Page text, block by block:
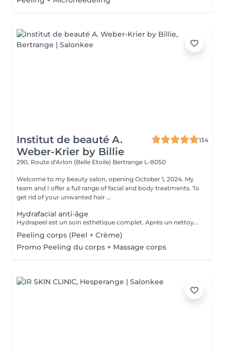
Institut de beauté A.
Weber-Krier by Billie
134
290, Route d'Arlon (Belle Etoile) Bertrange L-8050
Welcome to my beauty salon, opening October 1, 2024. My
team and I offer a full range of facial and body treatments. To
get rid of your unwanted hair ...
Hydrafacial anti-âge
Hydrapeel est un soin esthétique complet. Après un nettoyage de la peau en profondeur grâce au système de Vortex-Fusion. Des résultats immédiats dès la première séance. Les rides et ridules sont lissées, la peau est parfaitement nettoyée, plus douce, lumineuse et redynamisée. *Stimule la désquamation des cellules mortes. *Elimine des comédons, extraction des impuretés *Hydrate -Sature la surface de la peau avec des actifs hydratants et nourrissants intenses. *Cible-Un grand nombre d'options de soins pour répondre aux besoins spécifiques de la peau : Élasticité et fermeté, teint unifié et vitalité, réjuvénation, peaux grasses et congestionnées. Les produits cosmétiques, les sérums booster et les protocoles spécifiques de la gamme Belensa permettent de personnaliser les soins Hydrapeel PRO pour traiter les différentes conditions cutanées. *Ultrasons Augmentent l'absorption des actifs cosmétiques et favorisent la microcirculation, pour atténuer les rides et les ridules. EMS bipolaire Tonifie la peau en stimulant les muscles sous- jacents Spray de solution oxygénée Pour améliorer l'hydratation et la vitalité de la peau. *Marteau froid -Resserrement des pores et vasoconstriction pour éliminer les rougeurs et estomper les cernes. *Spatule vibrante
Peeling corps (Peel + Crème)
Promo Peeling du corps + Massage corps